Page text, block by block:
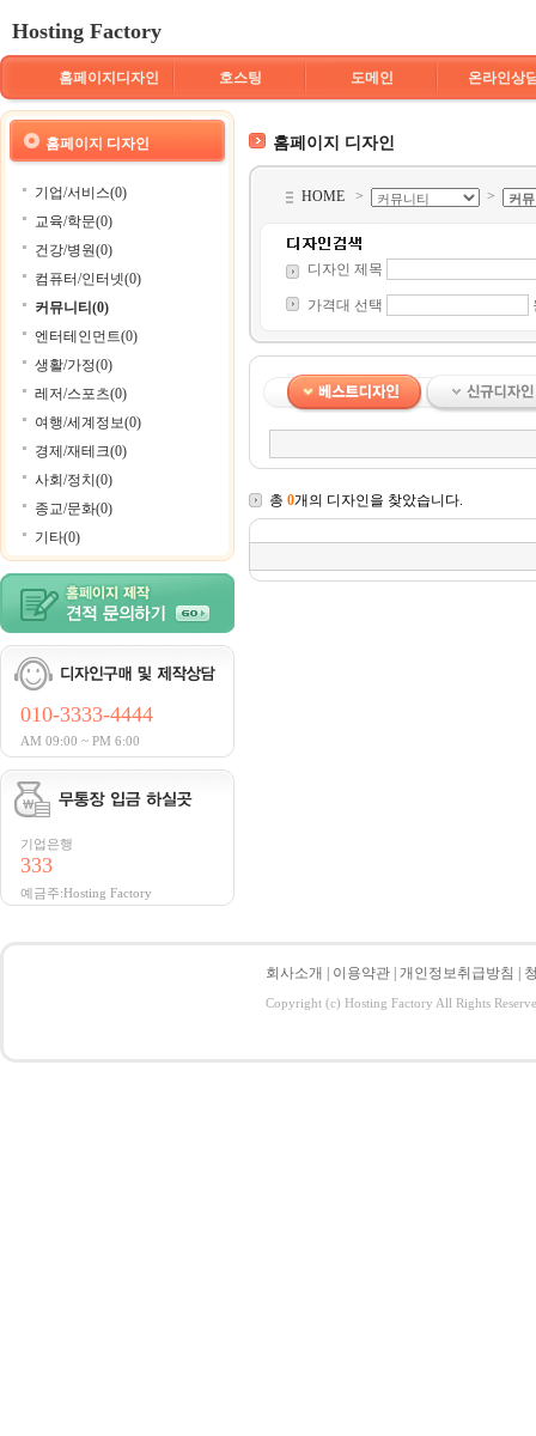
Hosting Factory
홈페이지디자인 호스팅 도메인 온라인상
홈페이지 디자인
기업/서비스(0)
교육/학문(0)
건강/병원(0)
컴퓨터/인터넷(0)
커뮤니티(0)
엔터테인먼트(0)
생활/가정(0)
레저/스포츠(0)
여행/세계정보(0)
경제/재테크(0)
사회/정치(0)
종교/문화(0)
기타(0)
010-3333-4444
AM 09:00 ~ PM 6:00
기업은행
333
예금주:Hosting Factory
홈페이지 디자인
HOME > >
디자인 제목
가격대 선택
총 0개의 디자인을 찾았습니다.
회사소개 이용약관 개인정보취급방침
Copyright (c) Hosting Factory All Rights